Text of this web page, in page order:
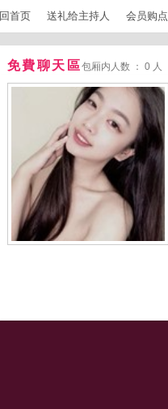
回首页 送礼给主持人 会员购点
免費聊天區包厢内人数 ： 0 人